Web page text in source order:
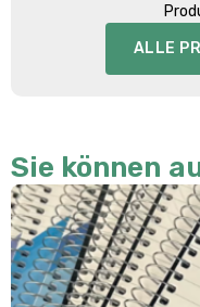
ALLE
Sie können